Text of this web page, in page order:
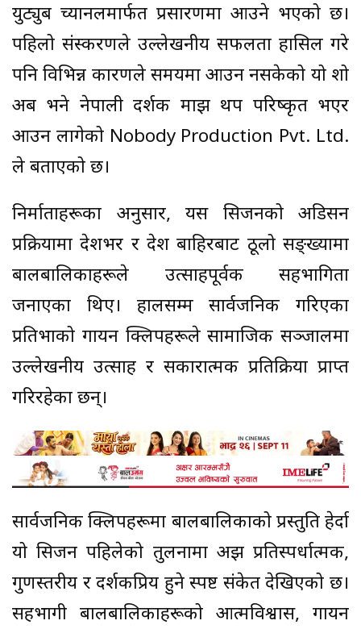
युट्युब च्यानलमार्फत प्रसारणमा आउने भएको छ।
पहिलो संस्करणले उल्लेखनीय सफलता हासिल गरे
पनि विभिन्न कारणले समयमा आउन नसकेको यो शो
अब भने नेपाली दर्शक माझ थप परिष्कृत भएर
आउन लागेको Nobody Production Pvt. Ltd.
ले बताएको छ।
निर्माताहरूका अनुसार, यस सिजनको अडिसन
प्रक्रियामा देशभर र देश बाहिरबाट ठूलो सङ्ख्यामा
बालबालिकाहरूले उत्साहपूर्वक सहभागिता
जनाएका थिए। हालसम्म सार्वजनिक गरिएका
प्रतिभाको गायन क्लिपहरूले सामाजिक सञ्जालमा
उल्लेखनीय उत्साह र सकारात्मक प्रतिक्रिया प्राप्त
गरिरहेका छन्।
सार्वजनिक क्लिपहरूमा बालबालिकाको प्रस्तुति हेर्दा
यो सिजन पहिलेको तुलनामा अझ प्रतिस्पर्धात्मक,
गुणस्तरीय र दर्शकप्रिय हुने स्पष्ट संकेत देखिएको छ।
सहभागी बालबालिकाहरूको आत्मविश्वास, गायन